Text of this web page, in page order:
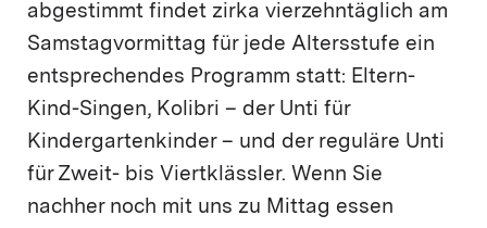
abgestimmt findet zirka vierzehntäglich am
Samstagvormittag für jede Altersstufe ein
entsprechendes Programm statt: Eltern-
Kind-Singen, Kolibri – der Unti für
Kindergartenkinder – und der reguläre Unti
für Zweit- bis Viertklässler. Wenn Sie
nachher noch mit uns zu Mittag essen